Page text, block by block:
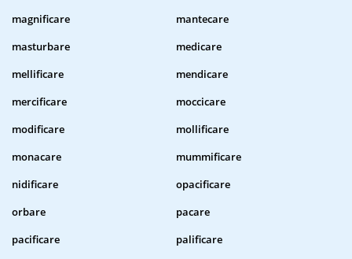
magnificare
mantecare
masturbare
medicare
mellificare
mendicare
mercificare
moccicare
modificare
mollificare
monacare
mummificare
nidificare
opacificare
orbare
pacare
pacificare
palificare